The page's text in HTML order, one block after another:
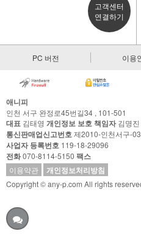
고객센터
연결하기
PC 버전 이용
애니피
인천 서구 완정로45번길34 , 101-501
대표 김태영 개인정보 보호 책임자김명진
통신판매업신고번호제2010-인천서구-
사업자 등록번호 119-18-29096
전화070-8114-5150 팩스
이용약관 개인정보처리방침
Copyright © any-p.com All rights